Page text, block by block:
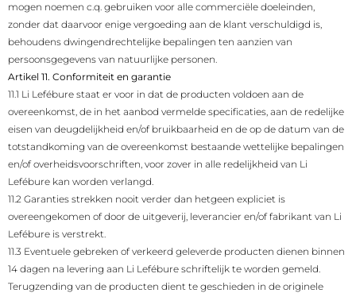
mogen noemen c.q. gebruiken voor alle commerciële doeleinden,
zonder dat daarvoor enige vergoeding aan de klant verschuldigd is,
behoudens dwingendrechtelijke bepalingen ten aanzien van
persoonsgegevens van natuurlijke personen.
Artikel 11. Conformiteit en garantie
11.1 Li Lefébure staat er voor in dat de producten voldoen aan de
overeenkomst, de in het aanbod vermelde specificaties, aan de redelijke
eisen van deugdelijkheid en/of bruikbaarheid en de op de datum van de
totstandkoming van de overeenkomst bestaande wettelijke bepalingen
en/of overheidsvoorschriften, voor zover in alle redelijkheid van Li
Lefébure kan worden verlangd.
11.2 Garanties strekken nooit verder dan hetgeen expliciet is
overeengekomen of door de uitgeverij, leverancier en/of fabrikant van Li
Lefébure is verstrekt.
11.3 Eventuele gebreken of verkeerd geleverde producten dienen binnen
14 dagen na levering aan Li Lefébure schriftelijk te worden gemeld.
Terugzending van de producten dient te geschieden in de originele